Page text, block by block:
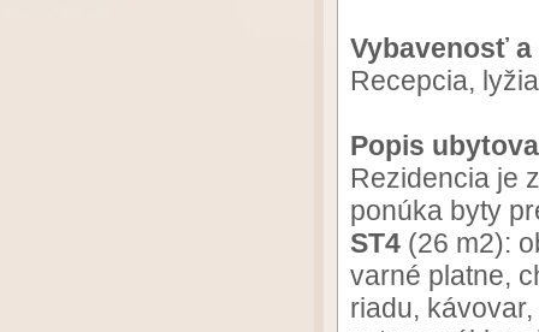
Vybavenosť
Recepcia,
Popis
Rezidencia je
ponúka byty
ST4 (26 m2):
varné platne,
riadu,